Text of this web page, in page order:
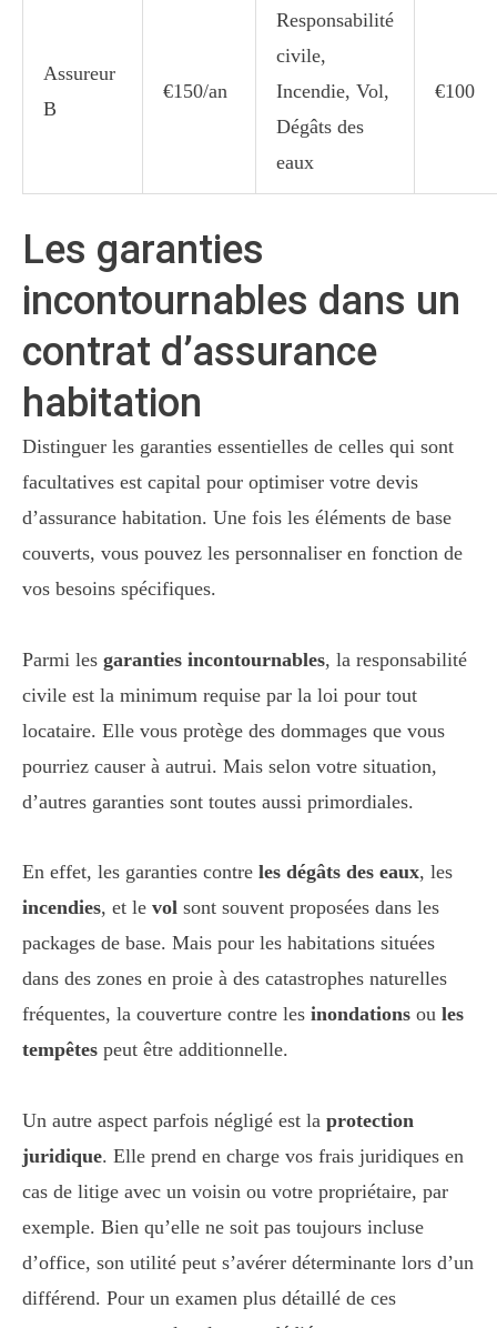
Assureur
B
€150/an
Responsabilité
civile,
Incendie, Vol,
Dégâts des
eaux
€100
Les garanties
incontournables dans un
contrat d’assurance
habitation
Distinguer les garanties essentielles de celles qui sont
facultatives est capital pour optimiser votre devis
d’assurance habitation. Une fois les éléments de base
couverts, vous pouvez les personnaliser en fonction de
vos besoins spécifiques.
Parmi les garanties incontournables, la responsabilité
civile est la minimum requise par la loi pour tout
locataire. Elle vous protège des dommages que vous
pourriez causer à autrui. Mais selon votre situation,
d’autres garanties sont toutes aussi primordiales.
En effet, les garanties contre les dégâts des eaux, les
incendies, et le vol sont souvent proposées dans les
packages de base. Mais pour les habitations situées
dans des zones en proie à des catastrophes naturelles
fréquentes, la couverture contre les inondations ou les
tempêtes peut être additionnelle.
Un autre aspect parfois négligé est la protection
juridique. Elle prend en charge vos frais juridiques en
cas de litige avec un voisin ou votre propriétaire, par
exemple. Bien qu’elle ne soit pas toujours incluse
d’office, son utilité peut s’avérer déterminante lors d’un
différend. Pour un examen plus détaillé de ces